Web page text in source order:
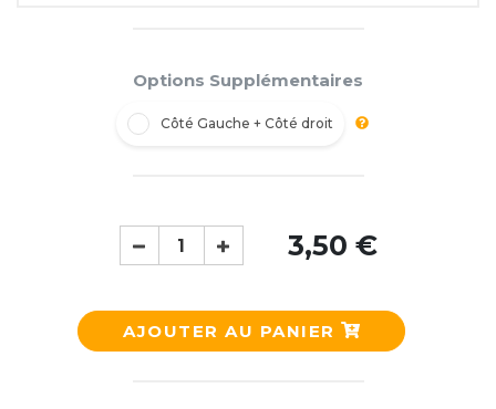
Options Supplémentaires
Côté Gauche + Côté droit
3,50 €
AJOUTER AU PANIER